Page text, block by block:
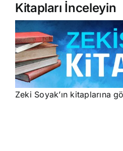
Kitapları İnceleyin
Zeki Soyak’ın kitaplarına